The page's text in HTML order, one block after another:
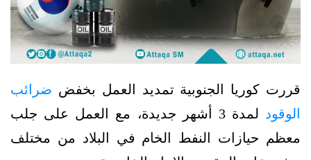
قررت كوريا الجنوبية تمديد العمل بخفض ضرائب
الوقود
لمدة 3 أشهر جديدة، مع العمل على جلب
معظم حيازات النفط الخام في البلاد من مختلف